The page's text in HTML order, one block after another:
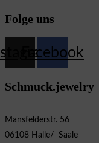
Folge uns
Facebook
Schmuck.jewelry
Mansfelderstr. 56
06108 Halle/ Saale